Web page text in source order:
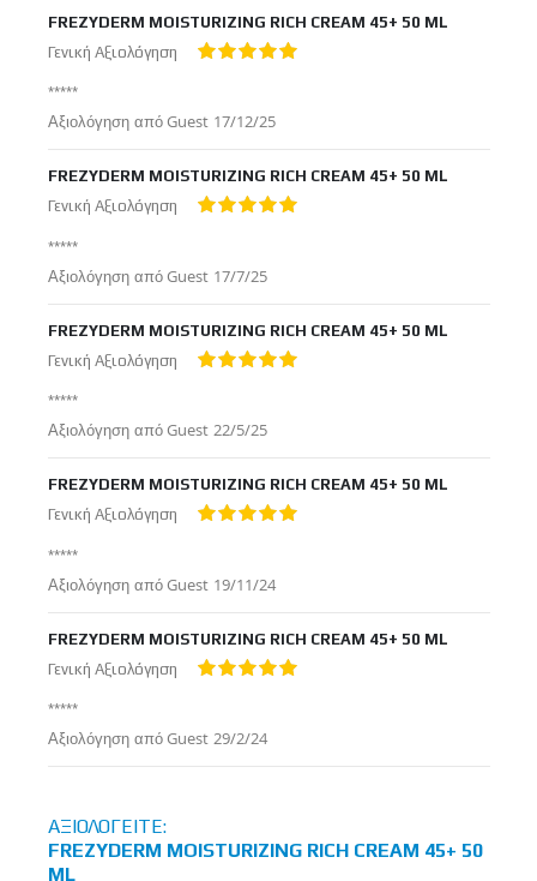
FREZYDERM MOISTURIZING RICH CREAM 45+ 50 ML
Γενική Αξιολόγηση
*****
Αξιολόγηση απόGuest Δημοσιεύτηκε
στις
17/12/25
FREZYDERM MOISTURIZING RICH CREAM 45+ 50 ML
Γενική Αξιολόγηση
*****
Αξιολόγηση απόGuest Δημοσιεύτηκε
στις
17/7/25
FREZYDERM MOISTURIZING RICH CREAM 45+ 50 ML
Γενική Αξιολόγηση
*****
Αξιολόγηση απόGuest Δημοσιεύτηκε
στις
22/5/25
FREZYDERM MOISTURIZING RICH CREAM 45+ 50 ML
Γενική Αξιολόγηση
*****
Αξιολόγηση απόGuest Δημοσιεύτηκε
στις
19/11/24
FREZYDERM MOISTURIZING RICH CREAM 45+ 50 ML
Γενική Αξιολόγηση
*****
Αξιολόγηση απόGuest Δημοσιεύτηκε
στις
29/2/24
ΑΞΙΟΛΟΓΕΊΤΕ:
FREZYDERM MOISTURIZING RICH CREAM 45+ 50
ML